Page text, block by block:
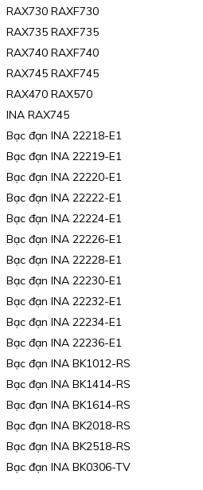
RAX730 RAXF730
RAX735 RAXF735
RAX740 RAXF740
RAX745 RAXF745
RAX470 RAX570
INA RAX745
Bạc đạn INA 22218-E1
Bạc đạn INA 22219-E1
Bạc đạn INA 22220-E1
Bạc đạn INA 22222-E1
Bạc đạn INA 22224-E1
Bạc đạn INA 22226-E1
Bạc đạn INA 22228-E1
Bạc đạn INA 22230-E1
Bạc đạn INA 22232-E1
Bạc đạn INA 22234-E1
Bạc đạn INA 22236-E1
Bạc đạn INA BK1012-RS
Bạc đạn INA BK1414-RS
Bạc đạn INA BK1614-RS
Bạc đạn INA BK2018-RS
Bạc đạn INA BK2518-RS
Bạc đạn INA BK0306-TV